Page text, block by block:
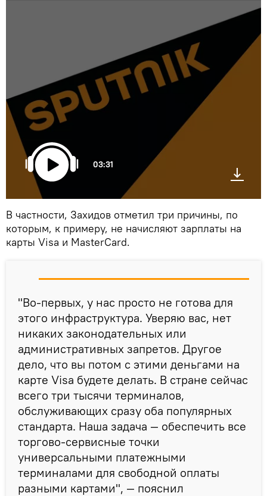
03:31
В частности, Захидов отметил три причины, по
которым, к примеру, не начисляют зарплаты на
карты Visa и MasterCard.
"Во-первых, у нас просто не готова для
этого инфраструктура. Уверяю вас, нет
никаких законодательных или
административных запретов. Другое
дело, что вы потом с этими деньгами на
карте Visa будете делать. В стране сейчас
всего три тысячи терминалов,
обслуживающих сразу оба популярных
стандарта. Наша задача — обеспечить все
торгово-сервисные точки
универсальными платежными
терминалами для свободной оплаты
разными картами", — пояснил